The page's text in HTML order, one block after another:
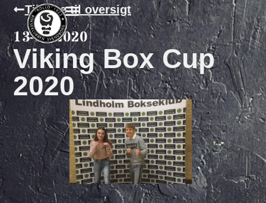
Tilbage til oversigt
13-01-2020
Viking Box Cup
2020